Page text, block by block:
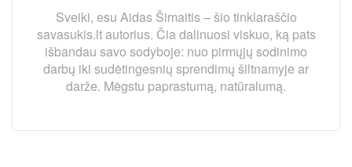
Sveiki, esu Aidas Šimaitis – šio tinklaraščio
savasukis.lt autorius. Čia dalinuosi viskuo, ką pats
išbandau savo sodyboje: nuo pirmųjų sodinimo
darbų iki sudėtingesnių sprendimų šiltnamyje ar
darže. Mėgstu paprastumą, natūralumą.